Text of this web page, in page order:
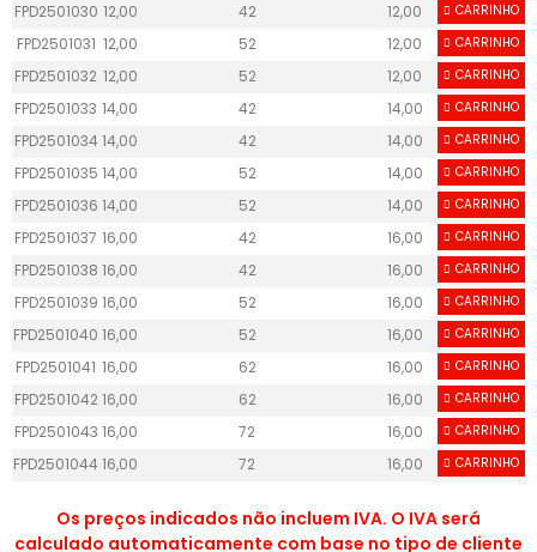
FPD2501030 12,00 42 12,00 100,00
CARRINHO
FPD2501031 12,00 52 12,00 100,00
CARRINHO
FPD2501032 12,00 52 12,00 100,00
CARRINHO
FPD2501033 14,00 42 14,00 100,00
CARRINHO
FPD2501034 14,00 42 14,00 100,00
CARRINHO
FPD2501035 14,00 52 14,00 100,00
CARRINHO
FPD2501036 14,00 52 14,00 100,00
CARRINHO
FPD2501037 16,00 42 16,00 100,00
CARRINHO
FPD2501038 16,00 42 16,00 100,00
CARRINHO
FPD2501039 16,00 52 16,00 100,00
CARRINHO
FPD2501040 16,00 52 16,00 100,00
CARRINHO
FPD2501041 16,00 62 16,00 130,00
CARRINHO
FPD2501042 16,00 62 16,00 130,00
CARRINHO
FPD2501043 16,00 72 16,00 130,00
CARRINHO
FPD2501044 16,00 72 16,00 130,00
CARRINHO
Os preços indicados não incluem IVA. O IVA será
calculado automaticamente com base no tipo de cliente